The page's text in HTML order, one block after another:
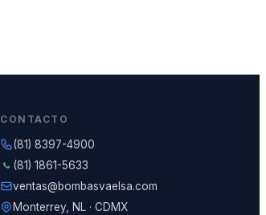
CONTACTO
(81) 8397-4900
(81) 1861-5633
ventas@bombasvaelsa.com
Monterrey, NL · CDMX